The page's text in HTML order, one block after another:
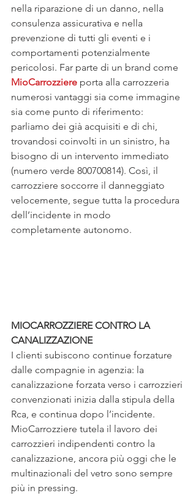
nella riparazione di un danno, nella
consulenza assicurativa e nella
prevenzione di tutti gli eventi e i
comportamenti potenzialmente
pericolosi. Far parte di un brand come
MioCarrozziere porta alla carrozzeria
numerosi vantaggi sia come immagine
sia come punto di riferimento:
parliamo dei già acquisiti e di chi,
trovandosi coinvolti in un sinistro, ha
bisogno di un intervento immediato
(numero verde 800700814). Così, il
carrozziere soccorre il danneggiato
velocemente, segue tutta la procedura
dell’incidente in modo
completamente autonomo.
MIOCARROZZIERE CONTRO LA
CANALIZZAZIONE
I clienti subiscono continue forzature
dalle compagnie in agenzia: la
canalizzazione forzata verso i carrozzieri
convenzionati inizia dalla stipula della
Rca, e continua dopo l’incidente.
MioCarrozziere tutela il lavoro dei
carrozzieri indipendenti contro la
canalizzazione, ancora più oggi che le
multinazionali del vetro sono sempre
più in pressing.